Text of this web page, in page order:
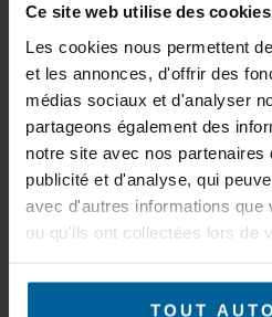
Ce site web utilise des
Les cookies nous permettent
et les annonces, d'offrir des
médias sociaux et d'analyser
partageons également des
notre site avec nos
publicité et d'analyse, qui
avec d'autres informations que
ou qu'ils ont collectées lors de
TOUT
KEEP IN TOUCH